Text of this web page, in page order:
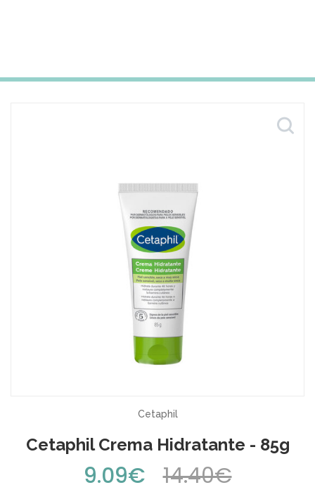
Cetaphil
Cetaphil Crema Hidratante - 85g
9.09€ 14.40€